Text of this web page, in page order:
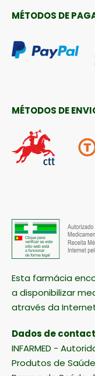
MÉTODOS DE
MÉTODOS DE
Esta farmácia
a disponibilizar
através da
Dados de
INFARMED -
Produtos de